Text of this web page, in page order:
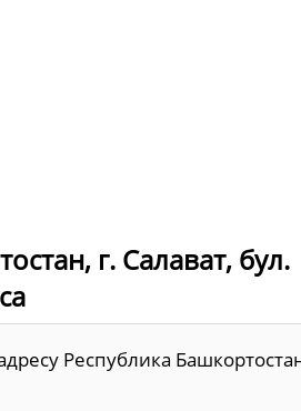
г. Салават, бул.
Республика